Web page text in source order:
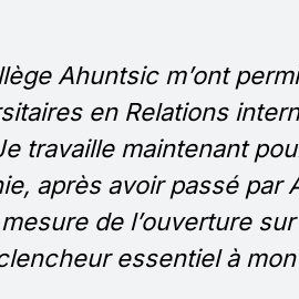
Ahuntsic m’ont
en Relations
travaille maintenant
après avoir passé par
de l’ouverture
essentiel à